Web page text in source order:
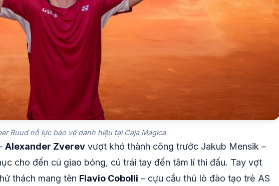
Ruud nỗ lực bảo vệ danh hiệu tại Caja Magica.
Alexander Zverev vượt khó thành công trước Jakub Mensik –
cho đến cú giao bóng, cú trái tay đến tâm lí thi đấu. Tay vợt
thách mang tên Flavio Cobolli – cựu cầu thủ lò đào tạo trẻ AS